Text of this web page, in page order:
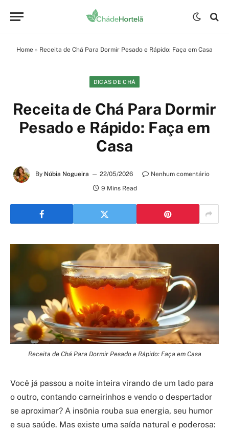
Home » Receita de Chá Para Dormir Pesado e Rápido: Faça em Casa
DICAS DE CHÁ
Receita de Chá Para Dormir
Pesado e Rápido: Faça em
Casa
By Núbia Nogueira 22/05/2026
Nenhum comentário
9 Mins Read
Receita de Chá Para Dormir Pesado e Rápido: Faça em Casa
Você já passou a noite inteira virando de um lado para
o outro, contando carneirinhos e vendo o despertador
se aproximar? A insônia rouba sua energia, seu humor
e sua saúde. Mas existe uma saída natural e poderosa: